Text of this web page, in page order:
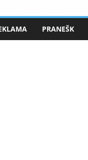
PRANEŠK